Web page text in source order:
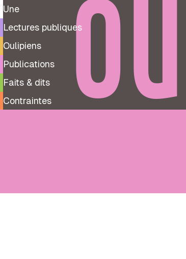
Une
Lectures publiques
Oulipiens
Publications
Faits & dits
Contraintes